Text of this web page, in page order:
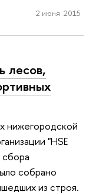
2 июня 2015
лесов,
нижегородской
"HSE
сбора
собрано
из строя.